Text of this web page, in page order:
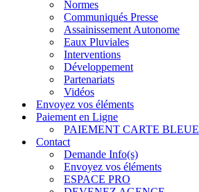
Normes
Communiqués Presse
Assainissement Autonome
Eaux Pluviales
Interventions
Développement
Partenariats
Vidéos
Envoyez vos éléments
Paiement en Ligne
PAIEMENT CARTE BLEUE
Contact
Demande Info(s)
Envoyez vos éléments
ESPACE PRO